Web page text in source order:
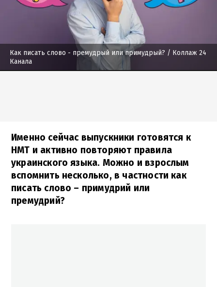
Как писать слово - премудрый или примудрый? / Коллаж 24
Канала
Именно сейчас выпускники готовятся к
НМТ и активно повторяют правила
украинского языка. Можно и взрослым
вспомнить несколько, в частности как
писать слово – примудрий или
премудрий?